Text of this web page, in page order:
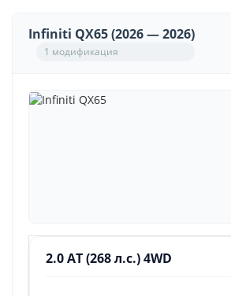
Infiniti QX65 (2026 — 2026)
1 модификация
2.0 AT (268 л.с.) 4WD